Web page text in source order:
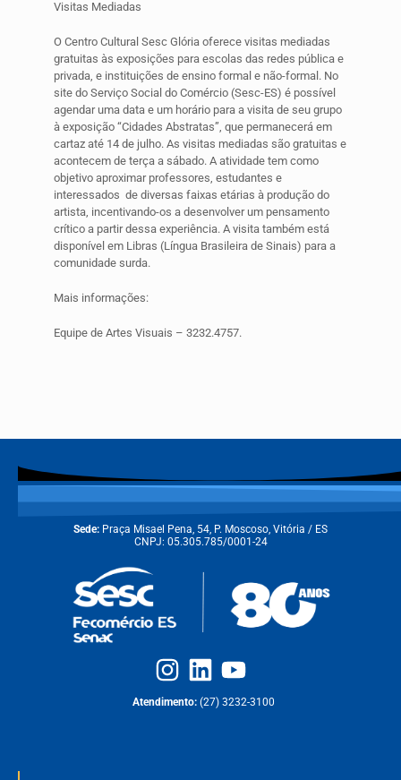
Visitas Mediadas
O Centro Cultural Sesc Glória oferece visitas mediadas
gratuitas às exposições para escolas das redes pública e
privada, e instituições de ensino formal e não-formal. No
site do Serviço Social do Comércio (Sesc-ES) é possível
agendar uma data e um horário para a visita de seu grupo
à exposição “Cidades Abstratas”, que permanecerá em
cartaz até 14 de julho. As visitas mediadas são gratuitas e
acontecem de terça a sábado. A atividade tem como
objetivo aproximar professores, estudantes e
interessados de diversas faixas etárias à produção do
artista, incentivando-os a desenvolver um pensamento
crítico a partir dessa experiência. A visita também está
disponível em Libras (Língua Brasileira de Sinais) para a
comunidade surda.
Mais informações:
Equipe de Artes Visuais – 3232.4757.
Sede: Praça Misael Pena, 54, P. Moscoso, Vitória / ES
CNPJ: 05.305.785/0001-24
Atendimento: (27) 3232-3100